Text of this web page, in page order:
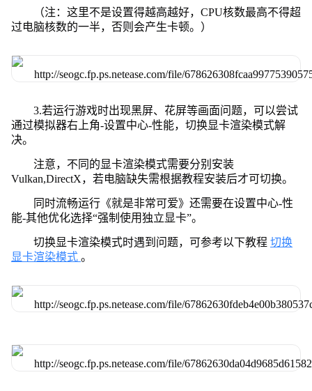
（注：这里不是设置得越高越好，CPU核数最高不得超
过电脑核数的一半，否则会产生卡顿。）
3.若运行游戏时出现黑屏、花屏等画面问题，可以尝试
通过模拟器右上角-设置中心-性能，切换显卡渲染模式解
决。
注意，不同的显卡渲染模式需要分别安装
Vulkan,DirectX，若电脑缺失需根据教程安装后才可切换。
同时流畅运行《就是非常可爱》还需要在设置中心-性
能-其他优化选择“强制使用独立显卡”。
切换显卡渲染模式时遇到问题，可参考以下教程 切换
显卡渲染模式 。